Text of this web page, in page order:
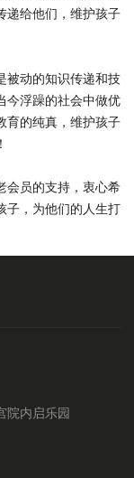
递给他们，维护孩子
动的知识传递和技
今浮躁的社会中做优
育的纯真，维护孩子
员的支持，衷心希
子，为他们的人生打
院内启乐园